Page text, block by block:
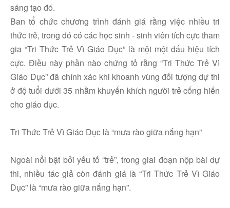
sáng tạo đó.
Ban tổ chức chương trình đánh giá rằng việc nhiều tri
thức trẻ, trong đó có các học sinh - sinh viên tích cực tham
gia “Tri Thức Trẻ Vì Giáo Dục” là một một dấu hiệu tích
cực. Điều này phần nào chứng tỏ rằng “Tri Thức Trẻ Vì
Giáo Dục” đã chính xác khi khoanh vùng đối tượng dự thi
ở độ tuổi dưới 35 nhằm khuyến khích người trẻ cống hiến
cho giáo dục.
Tri Thức Trẻ Vì Giáo Dục là “mưa rào giữa nắng hạn”
Ngoài nổi bật bởi yếu tố “trẻ”, trong giai đoạn nộp bài dự
thi, nhiều tác giả còn đánh giá là “Tri Thức Trẻ Vì Giáo
Dục” là “mưa rào giữa nắng hạn”.